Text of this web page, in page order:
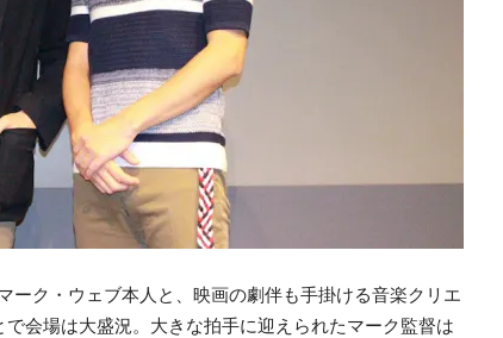
ーク・ウェブ本人と、映画の劇伴も手掛ける音楽クリエ
会場は大盛況。大きな拍手に迎えられたマーク監督は